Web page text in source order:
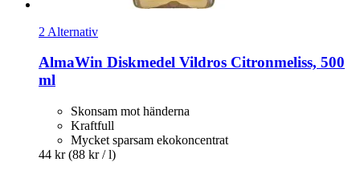
2 Alternativ
AlmaWin Diskmedel Vildros Citronmeliss, 500
ml
Skonsam mot händerna
Kraftfull
Mycket sparsam ekokoncentrat
44 kr (88 kr / l)